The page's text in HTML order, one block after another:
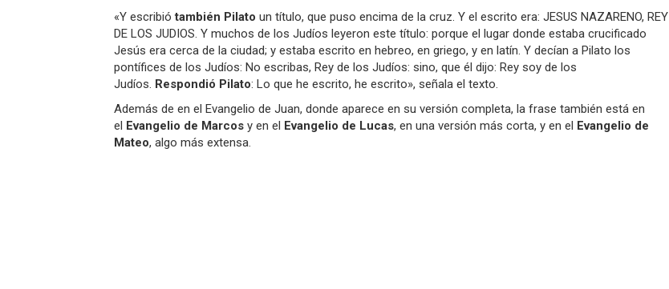
«Y escribió también Pilato un título, que puso encima de la cruz. Y el escrito era: JESUS NAZARENO, REY
DE LOS JUDIOS. Y muchos de los Judíos leyeron este título: porque el lugar donde estaba crucificado
Jesús era cerca de la ciudad; y estaba escrito en hebreo, en griego, y en latín. Y decían a Pilato los
pontífices de los Judíos: No escribas, Rey de los Judíos: sino, que él dijo: Rey soy de los
Judíos. Respondió Pilato: Lo que he escrito, he escrito», señala el texto.
Además de en el Evangelio de Juan, donde aparece en su versión completa, la frase también está en
el Evangelio de Marcos y en el Evangelio de Lucas, en una versión más corta, y en el Evangelio de
Mateo, algo más extensa.